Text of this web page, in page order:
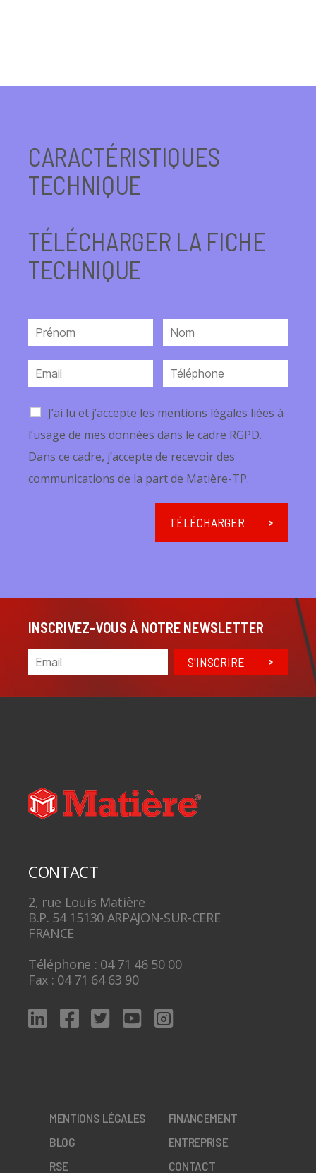
CARACTÉRISTIQUES
TECHNIQUE
TÉLÉCHARGER LA FICHE
TECHNIQUE
J’ai lu et j’accepte les mentions légales liées à
l’usage de mes données dans le cadre RGPD.
Dans ce cadre, j’accepte de recevoir des
communications de la part de Matière-TP.
TÉLÉCHARGER
INSCRIVEZ-VOUS À NOTRE NEWSLETTER
S'INSCRIRE
CONTACT
2, rue Louis Matière
B.P. 54 15130 ARPAJON-SUR-CERE
FRANCE
Téléphone : 04 71 46 50 00
Fax : 04 71 64 63 90
MENTIONS LÉGALES
FINANCEMENT
BLOG
ENTREPRISE
RSE
CONTACT